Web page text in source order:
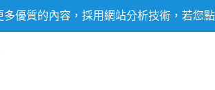
多優質的內容，採用網站分析技術，若您